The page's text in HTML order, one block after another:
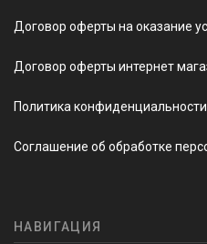
Договор оферты на оказание
Договор оферты интернет
Политика конфиденциальности
Соглашение об обработке
НАВИГАЦИЯ